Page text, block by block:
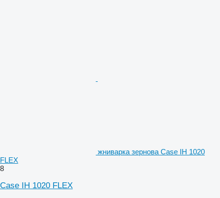
жниварка зернова Case IH 1020
FLEX
8
Case IH 1020 FLEX